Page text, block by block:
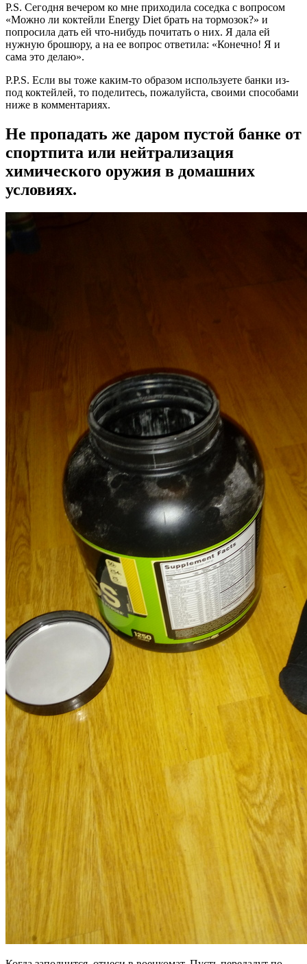
P.S. Сегодня вечером ко мне приходила соседка с вопросом
«Можно ли коктейли Energy Diet брать на тормозок?» и
попросила дать ей что-нибудь почитать о них. Я дала ей
нужную брошюру, а на ее вопрос ответила: «Конечно! Я и
сама это делаю».
P.P.S. Если вы тоже каким-то образом используете банки из-
под коктейлей, то поделитесь, пожалуйста, своими способами
ниже в комментариях.
Не пропадать же даром пустой банке от
спортпита или нейтрализация
химического оружия в домашних
условиях. ⁠ ⁠